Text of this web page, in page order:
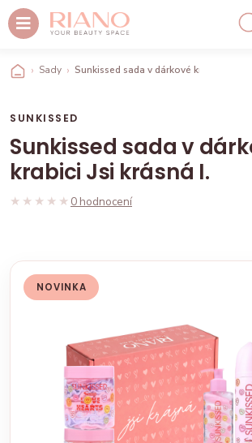
Sady Sunkissed sada v dárkové krabici Jsi
SUNKISSED
Sunkissed sada v
krabici Jsi krásná I.
★★★★★
★★★★★ 0 hodnocení
NOVINKA